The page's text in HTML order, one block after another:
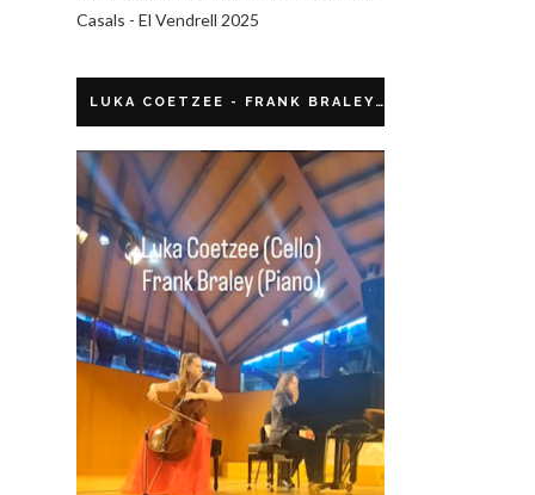
Casals - El Vendrell 2025
LUKA COETZEE - FRANK BRALEY